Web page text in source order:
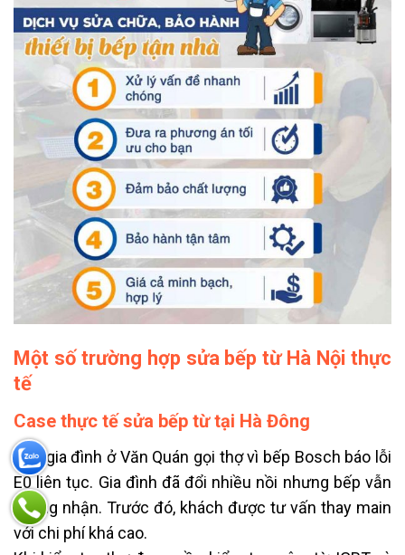
Một số trường hợp sửa bếp từ Hà Nội thực
tế
Case thực tế sửa bếp từ tại Hà Đông
Một gia đình ở Văn Quán gọi thợ vì bếp Bosch báo lỗi
E0 liên tục. Gia đình đã đổi nhiều nồi nhưng bếp vẫn
không nhận. Trước đó, khách được tư vấn thay main
với chi phí khá cao.